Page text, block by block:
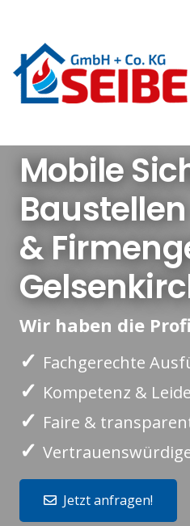
Mobile
Baustellen
&
Wir haben die
✓ Fachgerechte
✓ Kompetenz &
✓ Faire &
✓
Jetzt anfragen!